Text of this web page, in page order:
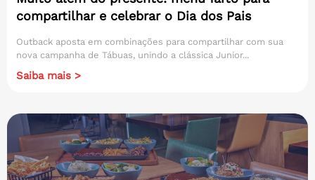
compartilhar e celebrar o Dia dos Pais
Outback aposta em combinações para compartilhar com sua
nova campanha de Tábuas, unindo a clássica Junior...
Saiba mais >